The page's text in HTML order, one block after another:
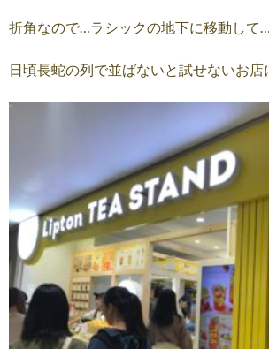
折角なので…ラシックの地下に移動して…
日頃長蛇の列で並ばないと試せないお店